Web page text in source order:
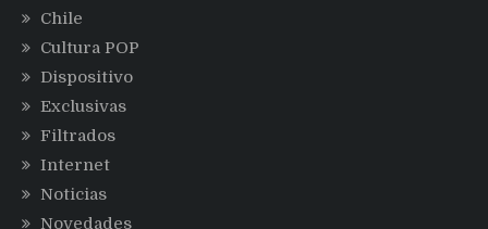
Chile
Cultura POP
Dispositivo
Exclusivas
Filtrados
Internet
Noticias
Novedades